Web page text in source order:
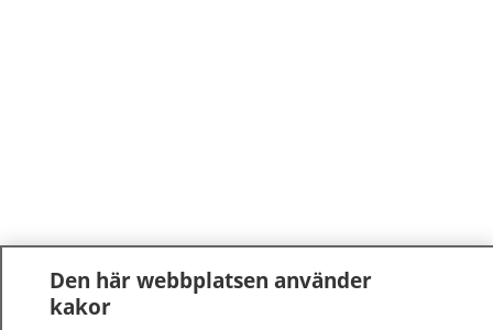
Den här webbplatsen använder
kakor